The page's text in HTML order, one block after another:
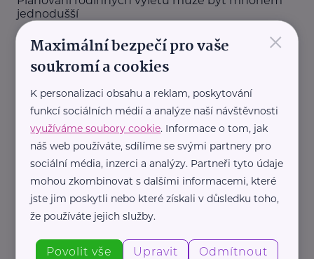
jednodušší
Pardubický kraj
Na hradě Rychmburk otevřeli unikátní výstavu
Alchymie planet. Děti i dospělí objeví tajemství
vzniku vesmíru
Akce, Tip Cestování
×
Maximální bezpečí pro vaše
soukromí a cookies
K personalizaci obsahu a reklam, poskytování
funkcí sociálních médií a analýze naší návštěvnosti
využíváme soubory cookie. Informace o tom, jak
náš web používáte, sdílíme se svými partnery pro
sociální média, inzerci a analýzy. Partneři tyto údaje
mohou zkombinovat s dalšími informacemi, které
jste jim poskytli nebo které získali v důsledku toho,
že používáte jejich služby.
Povolit vše Upravit Odmítnout